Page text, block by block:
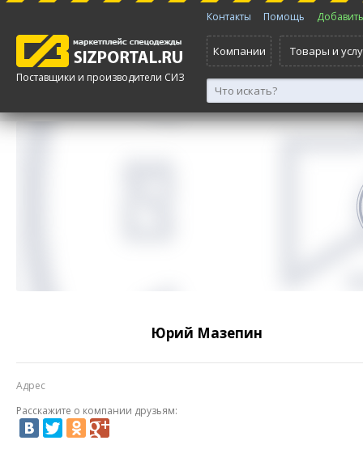
Поставщики и производители СИЗ
Контакты Помощь
Компании Товары и
Юрий Мазепин
Адрес
Расскажите о компании друзьям: